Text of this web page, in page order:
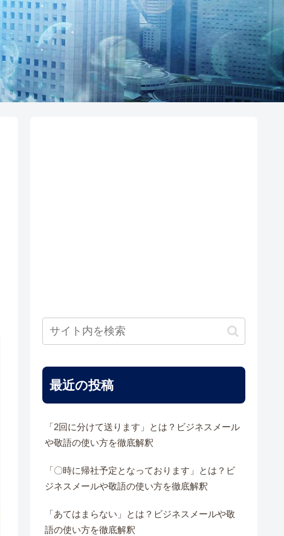
最近の投稿
「2回に分けて送ります」とは？ビジネスメール
や敬語の使い方を徹底解釈
「〇時に帰社予定となっております」とは？ビ
ジネスメールや敬語の使い方を徹底解釈
「あてはまらない」とは？ビジネスメールや敬
語の使い方を徹底解釈